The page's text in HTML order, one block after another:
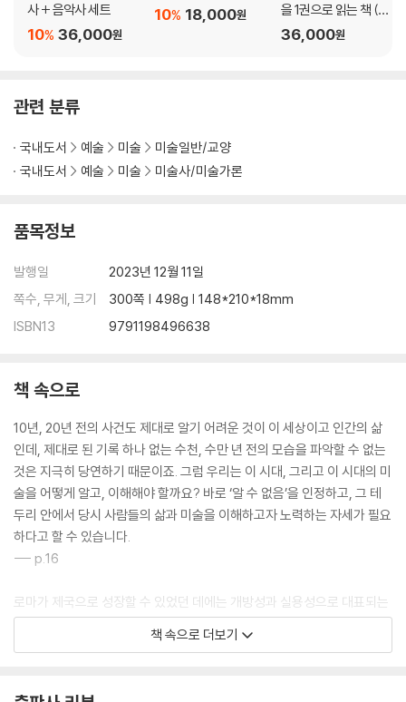
순수미술의 등장, 전성기 모더니즘
양차 세계대전 시기의 미술, 다다와 초현실주의
8장. 동시대 미술
전후 미국의 아방가르드, 미니멀리즘과 팝아트
바보야, 중요한 건 아이디어야! 개념미술
에필로그 어디로 가는 거죠 아저, 아니 작가님
사 + 음악사 세트
36,000원
10%
18,000원
10%
을 1권으로 읽는 책 (큰
글자도서)
36,000원
관련 분류
국내도서 예술 미술
미술일반/교양
국내도서
예술 미술 미술사/미술가론
품목정보
발행일
2023년 12월 11일
쪽수, 무게, 크기
300쪽 | 498g | 148*210*18mm
ISBN13
9791198496638
책 속으로
10년, 20년 전의 사건도 제대로 알기 어려운 것이 이 세상이고 인간의 삶
인데, 제대로 된 기록 하나 없는 수천, 수만 년 전의 모습을 파악할 수 없는
것은 지극히 당연하기 때문이죠. 그럼 우리는 이 시대, 그리고 이 시대의 미
술을 어떻게 알고, 이해해야 할까요? 바로 ‘알 수 없음’을 인정하고, 그 테
두리 안에서 당시 사람들의 삶과 미술을 이해하고자 노력하는 자세가 필요
하다고 할 수 있습니다.
--- p.16
로마가 제국으로 성장할 수 있었던 데에는 개방성과 실용성으로 대표되는
로마인 특유의 문화도 한 몫 했습니다. 로마인들은 자신들이 가진 것보다
나은 게 있다면 뭐든 거리낌 없이 받아들였어요. 설령 그것이 자신들에게
책 속으로 더보기